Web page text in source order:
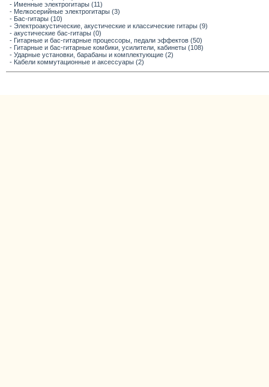
- Именные электрогитары (11)
- Мелкосерийные электрогитары (3)
- Бас-гитары (10)
- Электроакустические, акустические и классические гитары (9)
- акустические бас-гитары (0)
- Гитарные и бас-гитарные процессоры, педали эффектов (50)
- Гитарные и бас-гитарные комбики, усилители, кабинеты (108)
- Ударные установки, барабаны и комплектующие (2)
- Кабели коммутационные и аксессуары (2)